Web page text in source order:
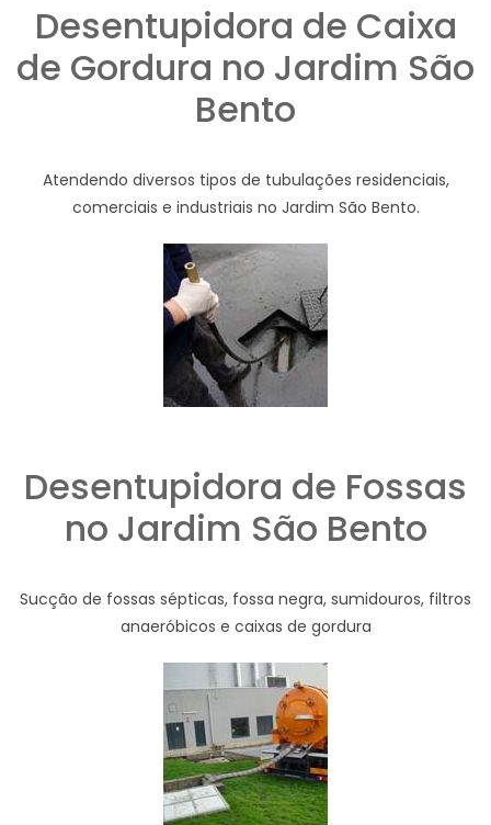
Desentupidora de Caixa
de Gordura no Jardim São
Bento
Atendendo diversos tipos de tubulações residenciais,
comerciais e industriais no Jardim São Bento.
Desentupidora de Fossas
no Jardim São Bento
Sucção de fossas sépticas, fossa negra, sumidouros, filtros
anaeróbicos e caixas de gordura